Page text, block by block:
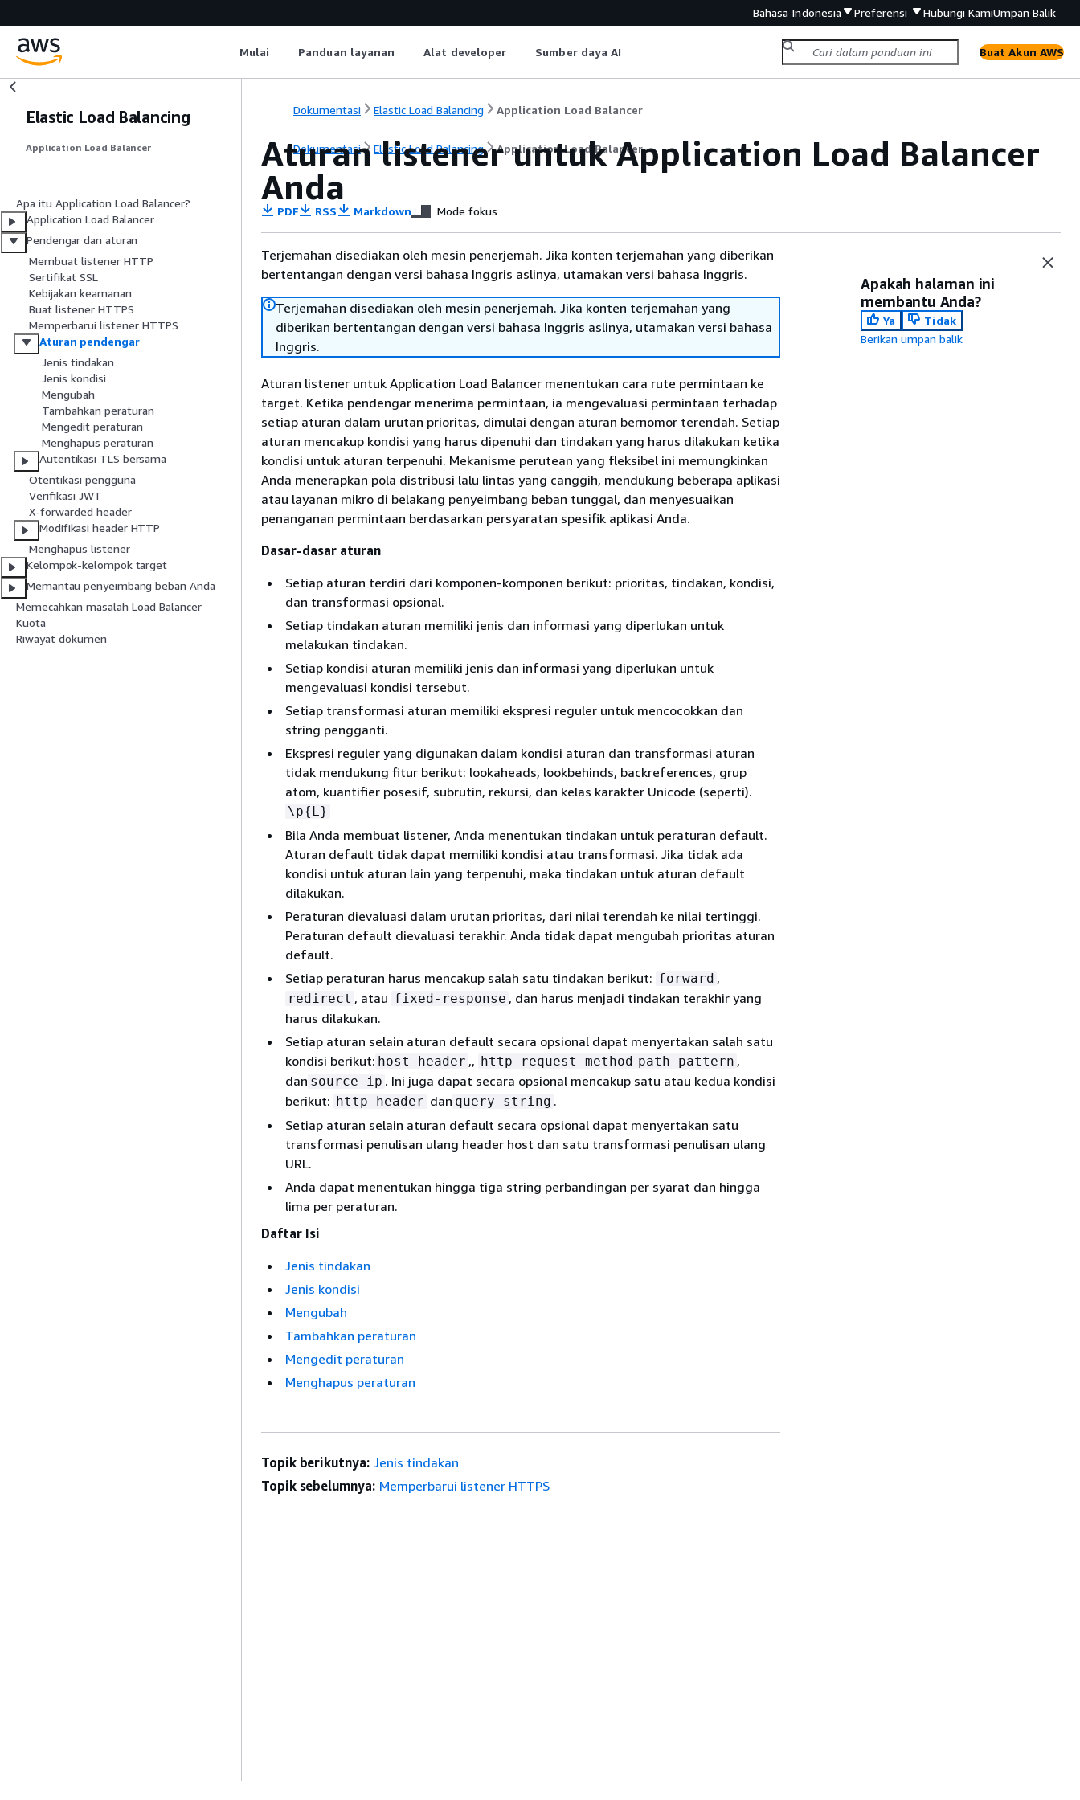
Bahasa Indonesia Preferensi Hubungi KamiUmpan Balik
Mulai Panduan layanan Alat developer Sumber daya AI Buat Akun AWS
Elastic Load Balancing
Application Load Balancer
Apa itu Application Load Balancer?
Application Load Balancer
Pendengar dan aturan
Membuat listener HTTP
Sertifikat SSL
Kebijakan keamanan
Buat listener HTTPS
Memperbarui listener HTTPS
Aturan pendengar
Jenis tindakan
Jenis kondisi
Mengubah
Tambahkan peraturan
Mengedit peraturan
Menghapus peraturan
Autentikasi TLS bersama
Otentikasi pengguna
Verifikasi JWT
X-forwarded header
Modifikasi header HTTP
Menghapus listener
Kelompok-kelompok target
Memantau penyeimbang beban Anda
Memecahkan masalah Load Balancer
Kuota
Riwayat dokumen
Dokumentasi Elastic Load Balancing Application Load Balancer
Dokumentasi Elastic Load Balancing Application Load Balancer
Aturan listener untuk Application Load Balancer
Anda
PDF RSS Markdown Mode fokus
Terjemahan disediakan oleh mesin penerjemah. Jika konten terjemahan yang diberikan
bertentangan dengan versi bahasa Inggris aslinya, utamakan versi bahasa Inggris.
Terjemahan disediakan oleh mesin penerjemah. Jika konten terjemahan yang
diberikan bertentangan dengan versi bahasa Inggris aslinya, utamakan versi bahasa
Inggris.
Aturan listener untuk Application Load Balancer menentukan cara rute permintaan ke
target. Ketika pendengar menerima permintaan, ia mengevaluasi permintaan terhadap
setiap aturan dalam urutan prioritas, dimulai dengan aturan bernomor terendah. Setiap
aturan mencakup kondisi yang harus dipenuhi dan tindakan yang harus dilakukan ketika
kondisi untuk aturan terpenuhi. Mekanisme perutean yang fleksibel ini memungkinkan
Anda menerapkan pola distribusi lalu lintas yang canggih, mendukung beberapa aplikasi
atau layanan mikro di belakang penyeimbang beban tunggal, dan menyesuaikan
penanganan permintaan berdasarkan persyaratan spesifik aplikasi Anda.
Dasar-dasar aturan
Setiap aturan terdiri dari komponen-komponen berikut: prioritas, tindakan, kondisi,
dan transformasi opsional.
Setiap tindakan aturan memiliki jenis dan informasi yang diperlukan untuk
melakukan tindakan.
Setiap kondisi aturan memiliki jenis dan informasi yang diperlukan untuk
mengevaluasi kondisi tersebut.
Setiap transformasi aturan memiliki ekspresi reguler untuk mencocokkan dan
string pengganti.
Ekspresi reguler yang digunakan dalam kondisi aturan dan transformasi aturan
tidak mendukung fitur berikut: lookaheads, lookbehinds, backreferences, grup
atom, kuantifier posesif, subrutin, rekursi, dan kelas karakter Unicode (seperti).
\p{L}
Bila Anda membuat listener, Anda menentukan tindakan untuk peraturan default.
Aturan default tidak dapat memiliki kondisi atau transformasi. Jika tidak ada
kondisi untuk aturan lain yang terpenuhi, maka tindakan untuk aturan default
dilakukan.
Peraturan dievaluasi dalam urutan prioritas, dari nilai terendah ke nilai tertinggi.
Peraturan default dievaluasi terakhir. Anda tidak dapat mengubah prioritas aturan
default.
Setiap peraturan harus mencakup salah satu tindakan berikut: forward ,
redirect , atau fixed-response , dan harus menjadi tindakan terakhir yang
harus dilakukan.
Setiap aturan selain aturan default secara opsional dapat menyertakan salah satu
kondisi berikut: host-header ,, http-request-method path-pattern ,
dan source-ip . Ini juga dapat secara opsional mencakup satu atau kedua kondisi
berikut: http-header dan query-string .
Setiap aturan selain aturan default secara opsional dapat menyertakan satu
transformasi penulisan ulang header host dan satu transformasi penulisan ulang
URL.
Anda dapat menentukan hingga tiga string perbandingan per syarat dan hingga
lima per peraturan.
Daftar Isi
Jenis tindakan
Jenis kondisi
Mengubah
Tambahkan peraturan
Mengedit peraturan
Menghapus peraturan
Apakah halaman ini
membantu Anda?
Ya
Tidak
Berikan umpan balik
Topik berikutnya: Jenis tindakan
Topik sebelumnya: Memperbarui listener HTTPS